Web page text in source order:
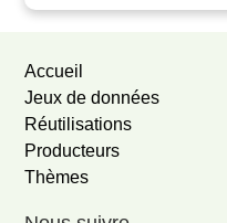
Accueil
Jeux de données
Réutilisations
Producteurs
Thèmes